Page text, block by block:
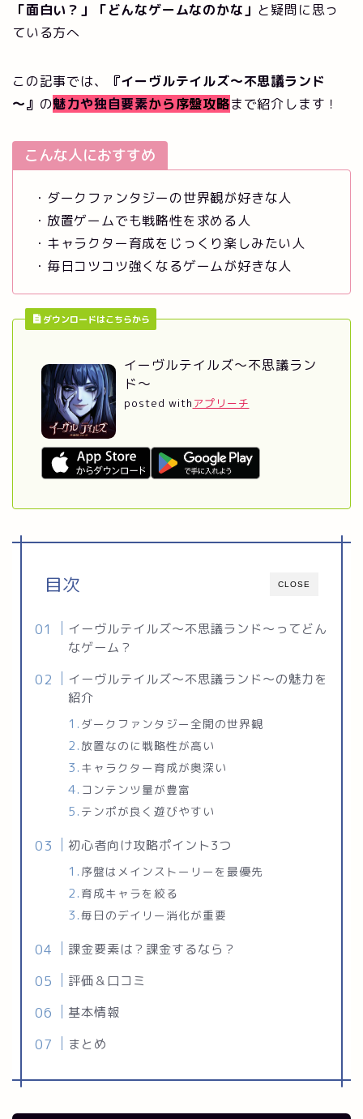
「面白い？」「どんなゲームなのかな」 と疑問に思っ
ている方へ
この記事では、
『イーヴルテイルズ～不思議ランド
～』 の魅力や独自要素から序盤攻略まで紹介します！
こんな人におすすめ
・ダークファンタジーの世界観が好きな人
・放置ゲームでも戦略性を求める人
・キャラクター育成をじっくり楽しみたい人
・毎日コツコツ強くなるゲームが好きな人
ダウンロードはこちらから
イーヴルテイルズ～不思議ラン
ド～
posted with アプリーチ
CLOSE
目次
イーヴルテイルズ～不思議ランド～ってどん
なゲーム？
イーヴルテイルズ～不思議ランド～の魅力を
紹介
ダークファンタジー全開の世界観
放置なのに戦略性が高い
キャラクター育成が奥深い
コンテンツ量が豊富
テンポが良く遊びやすい
初心者向け攻略ポイント3つ
序盤はメインストーリーを最優先
育成キャラを絞る
毎日のデイリー消化が重要
課金要素は？課金するなら？
評価＆口コミ
基本情報
まとめ